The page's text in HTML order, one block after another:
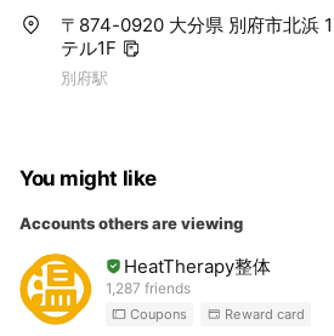
〒874-0920 大分県 別府市北浜
テル1F
別府駅
You might like
Accounts others are viewing
HeatTherapy整体
1,287 friends
Coupons Reward card